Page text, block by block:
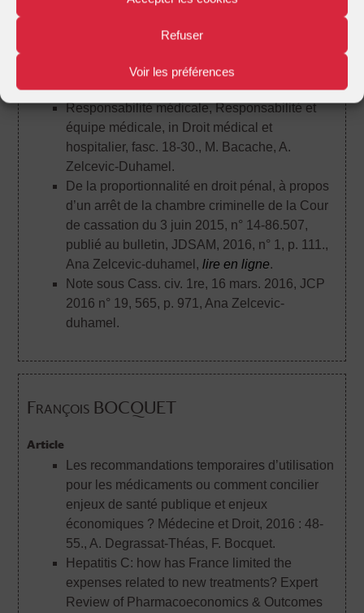
Refuser
Voir les préférences
in Droit médical et hospitalier, fasc. 18.
Bacache, A. Zelcevic-Duhamel.
Responsabilité médicale, Responsabilité et
équipe médicale, in Droit médical et
hospitalier, fasc. 18-30., M. Bacache, A.
Zelcevic-Duhamel.
De la proportionnalité en droit pénal, à propos
d’un arrêt de la chambre criminelle de la Cour
de cassation du 3 juin 2015, n° 14-86.507,
publié au bulletin, JDSAM, 2016, n° 1, p. 111.,
Ana Zelcevic-duhamel,lire en ligne.
Note sous Cass. civ. 1re, 16 mars. 2016, JCP
2016 n° 19, 565, p. 971 , Ana Zelcevic-
duhamel.
François BOCQUET
Article
Les recommandations temporaires d’utilisation
pour les médicaments ou comment concilier
enjeux de santé publique et enjeux
économiques ? Médecine et Droit, 2016 : 48-
55., A. Degrassat-Théas, F. Bocquet.
Hepatitis C: how has France limited the
expenses related to new treatments? Expert
Review of Pharmacoeconomics & Outcomes